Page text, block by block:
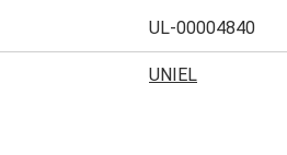
UL-00004840
UNIEL